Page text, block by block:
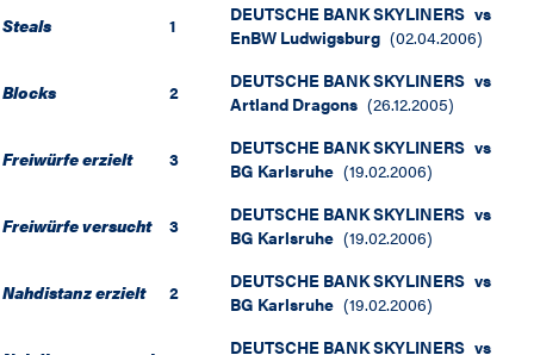
Steals 1 DEUTSCHE BANK SKYLINERS vs
EnBW Ludwigsburg (02.04.2006)
Blocks 2 DEUTSCHE BANK SKYLINERS vs
Artland Dragons (26.12.2005)
Freiwürfe erzielt 3 DEUTSCHE BANK SKYLINERS vs
BG Karlsruhe (19.02.2006)
Freiwürfe versucht 3 DEUTSCHE BANK SKYLINERS vs
BG Karlsruhe (19.02.2006)
Nahdistanz erzielt 2 DEUTSCHE BANK SKYLINERS vs
BG Karlsruhe (19.02.2006)
DEUTSCHE BANK SKYLINERS vs